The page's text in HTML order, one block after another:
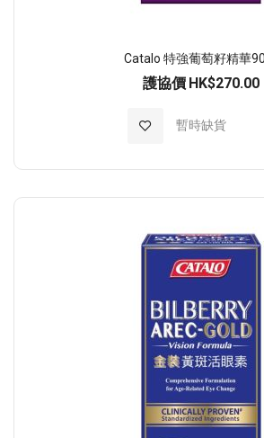
Catalo 特強葡萄籽精華
護協價 HK$270.00
暫時缺貨
加入至願望清單